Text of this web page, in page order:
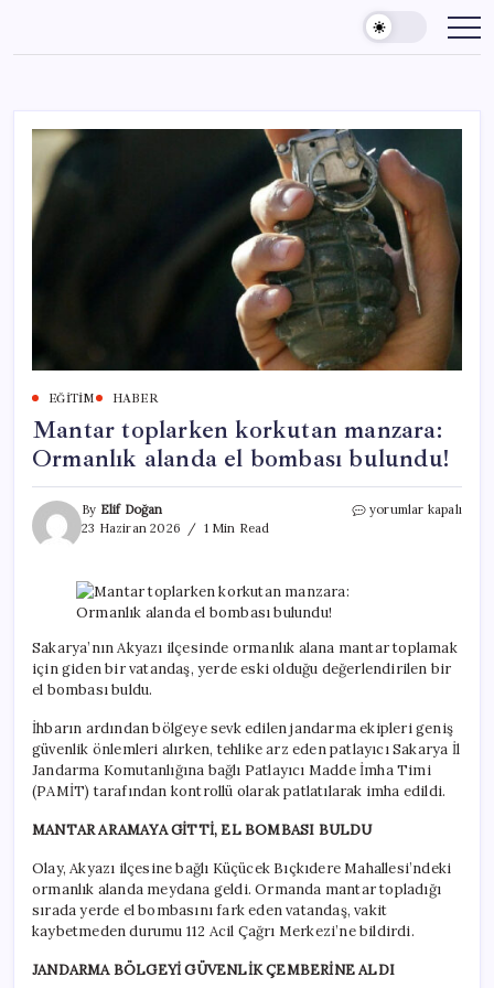
content
EĞITIM HABER
Mantar toplarken korkutan manzara:
Ormanlık alanda el bombası bulundu!
By Elif Doğan
23 Haziran 2026
1 Min Read
Mantar
bombası
bulundu!
için
yorumlar kapalı
Sakarya’nın Akyazı ilçesinde ormanlık alana mantar toplamak
için giden bir vatandaş, yerde eski olduğu değerlendirilen bir
el bombası buldu.
İhbarın ardından bölgeye sevk edilen jandarma ekipleri geniş
güvenlik önlemleri alırken, tehlike arz eden patlayıcı Sakarya İl
Jandarma Komutanlığına bağlı Patlayıcı Madde İmha Timi
(PAMİT) tarafından kontrollü olarak patlatılarak imha edildi.
MANTAR ARAMAYA GİTTİ, EL BOMBASI BULDU
Olay, Akyazı ilçesine bağlı Küçücek Bıçkıdere Mahallesi’ndeki
ormanlık alanda meydana geldi. Ormanda mantar topladığı
sırada yerde el bombasını fark eden vatandaş, vakit
kaybetmeden durumu 112 Acil Çağrı Merkezi’ne bildirdi.
JANDARMA BÖLGEYİ GÜVENLİK ÇEMBERİNE ALDI